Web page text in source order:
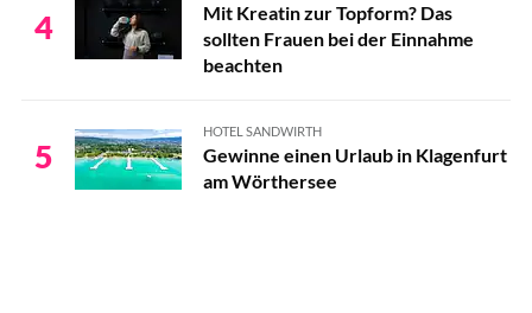
4
Mit Kreatin zur Topform? Das
sollten Frauen bei der Einnahme
beachten
5
HOTEL SANDWIRTH
Gewinne einen Urlaub in Klagenfurt
am Wörthersee